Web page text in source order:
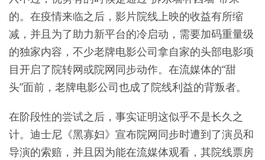
的。在疫情来临之后，影片院线上映的收益有所缩
减，并且为了助力新平台的冷启动，需要加码重量级
的独家内容，不少老牌电影公司拿自家的头部电影项
目开启了院转网或院网同步动作。在流媒体的“甜
头”面前，老牌电影公司也成了院线利益的背叛者。
在阶段性的尝试之后，事实证明这似乎不是长久之
计。迪士尼《黑寡妇》宣布院网同步时遭到了演员和
导演的索赔，并且因为能在流媒体观看，其院线票房